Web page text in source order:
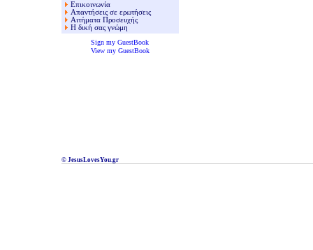
Επικοινωνία
Απαντήσεις σε ερωτήσεις
Αιτήματα Προσευχής
Η δική σας γνώμη
Sign my GuestBook
View my GuestBook
© JesusLovesYou.gr